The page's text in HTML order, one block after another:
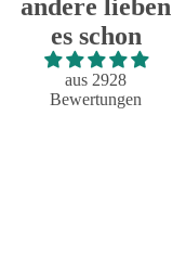
andere lieben
es schon
aus 2928
Bewertungen
Super!
Super!